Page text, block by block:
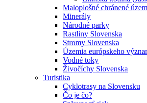
Maloplošné chránené
Minerály
Národné parky
Rastliny Slovenska
Stromy Slovenska
Územia európskeho
Vodné toky
Živočíchy Slovenska
Turistika
Cyklotrasy na Slovensku
Čo je čo?